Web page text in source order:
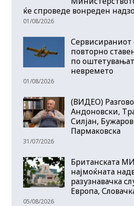
ќе спроведе вонреден
01/08/2026
Сервисираниот
повторно
по
невремето
01/08/2026
(ВИДЕО)
Андоновски,
Силјан,
Пармаковска
31/07/2026
Британската
најмоќната
разузнавачка
Европа,
05/08/2026